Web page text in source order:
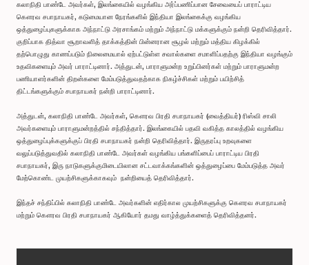
கலாநிதி பாண்டே அவர்கள், இலங்கையில் வழங்கிய அர்ப்பணிப்பான சேவையைப் பாராட்டிய
கௌரவ சபாநாயகர், கடுமையான நேரங்களில் இந்தியா இலங்கைக்கு வழங்கிய
ஒத்துழைப்புகளுக்காக அந்நாட்டு அரசாங்கம் மற்றும் அந்நாட்டு மக்களுக்கும் நன்றி தெரிவித்தார்.
குறிப்பாக தித்வா சூறாவளித் தாக்கத்தின் பின்னரான சூழல் மற்றும் மத்திய கிழக்கில்
தற்பொழுது காணப்படும் நிலைமையால் ஏற்பட்டுள்ள சவால்களை சமாளிப்பதற்கு இந்தியா வழங்கும்
உதவிகளையும் அவர் பாராட்டினார். அத்துடன், பாராளுமன்ற உறுப்பினர்கள் மற்றும் பாராளுமன்ற
பணியாளர்களின் திறன்களை மேம்படுத்துவதற்காக நிகழ்ச்சிகள் மற்றும் பயிற்சித்
திட்டங்களுக்கும் சபாநாயகர் நன்றி பாராட்டினார்.
அத்துடன், கலாநிதி பாண்டே அவர்கள், கௌரவ பிரதி சபாநாயகர் (வைத்தியர்) ரிஸ்வி சாலி
அவர்களையும் பாராளுமன்றத்தில் சந்தித்தார். இலங்கையில் பதவி வகித்த காலத்தில் வழங்கிய
ஒத்துழைப்புக்களுக்குப் பிரதி சபாநாயகர் நன்றி தெரிவித்தார். இருதரப்பு உறவுகளை
வலுப்படுத்துவதில் கலாநிதி பாண்டே அவர்கள் வழங்கிய பங்களிப்பைப் பாராட்டிய பிரதி
சபாநாயகர், இரு நாடுகளுக்குமிடையிலான சட்டவாக்கங்களின் ஒத்துழைப்பை மேம்படுத்த அவர்
மேற்கொண்ட முயற்சிகளுக்காகவும் நன்றியைத் தெரிவித்தார்.
இந்தச் சந்திப்பில் கலாநிதி பாண்டே அவர்களின் எதிர்கால முயற்சிகளுக்கு கௌரவ சபாநாயகர்
மற்றும் கௌரவ பிரதி சபாநாயகர் ஆகியோர் தமது வாழ்த்துக்களைத் தெரிவித்தனர்.